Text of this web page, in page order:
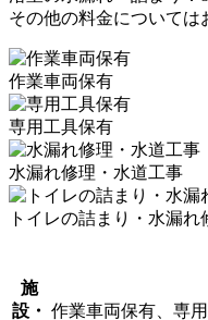
その他の料金については
作業車両保有
専用工具保有
水漏れ修理・水道工事
トイレの詰まり・水漏れ
施
設・ 作業車両保有、専